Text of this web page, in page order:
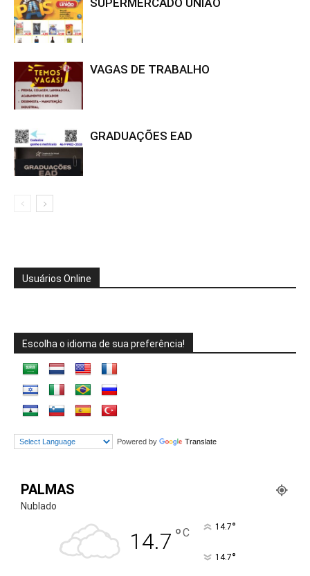
VAGAS DE TRABALHO
GRADUAÇÕES EAD
Usuários Online
Escolha o idioma de sua preferência!
Powered by Translate
PALMAS
Nublado
14.7 °C 14.7°
14.7°